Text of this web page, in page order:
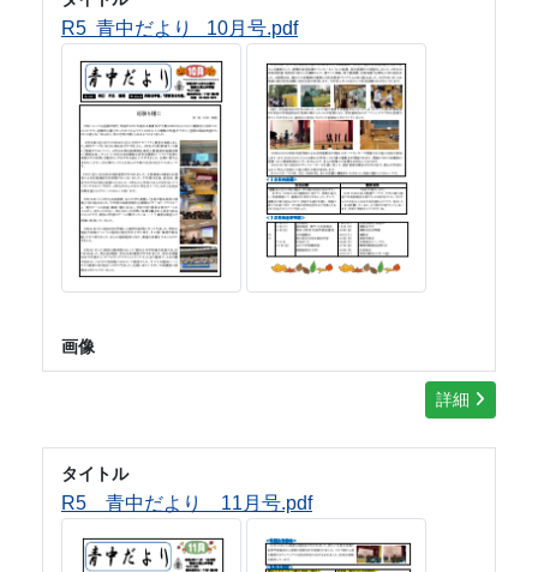
R5 青中だより 10月号.pdf
画像
詳細
タイトル
R5 青中だより 11月号.pdf